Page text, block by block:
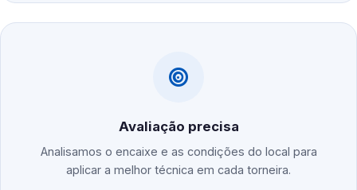
Avaliação precisa
Analisamos o encaixe e as condições do local para
aplicar a melhor técnica em cada torneira.